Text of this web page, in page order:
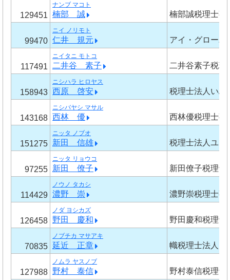
129451
ナンブ マコト
楠部 誠 楠部誠税理士事
99470
ニイ ノリモト
仁井 規元 アイ・グローバ
117491
ニイタニ モトコ
二井谷 素子 二井谷素子税理
158943
ニシハラ ヒロヤス
西原 啓安 税理士法人いぶ
143168
ニシバヤシ マサル
西林 優 西林優税理士事
151275
ニッタ ノブオ
新田 信雄 税理士法人ユア
97255
ニッタ リョウコ
新田 僚子 新田僚子税理士
114429
ノウノ タカシ
濃野 崇 濃野崇税理士事
126458
ノダ ヨシカズ
野田 慶和 野田慶和税理士
70835
ノブチカ マサアキ
延近 正章 幟税理士法人
127988
ノムラ ヤスノブ
野村 泰信 野村泰信税理士